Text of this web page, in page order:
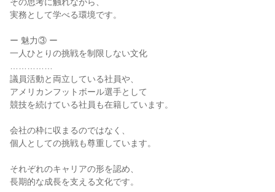
実務として学べる環境です。
ー 魅力③ ー
一人ひとりの挑戦を制限しない文化
議員活動と両立している社員や、
アメリカンフットボール選手として
競技を続けている社員も在籍しています。
会社の枠に収まるのではなく、
個人としての挑戦も尊重しています。
それぞれのキャリアの形を認め、
長期的な成長を支える文化です。